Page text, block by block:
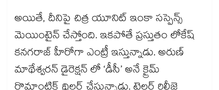
అయితే, దీనిపై చిత్ర యూనిట్ ఇంకా సస్పెన్స్
మెయింటైన్ చేస్తోంది. ఇకపోతే ప్రస్తుతం లోకేష్
కనగరాజ్ హీరోగా ఎంట్రీ ఇస్తున్నాడు. అరుణ్‌
మాథేశ్వరన్‌ డైరెక్షన్ లో ‘డీసీ’ అనే క్రైమ్